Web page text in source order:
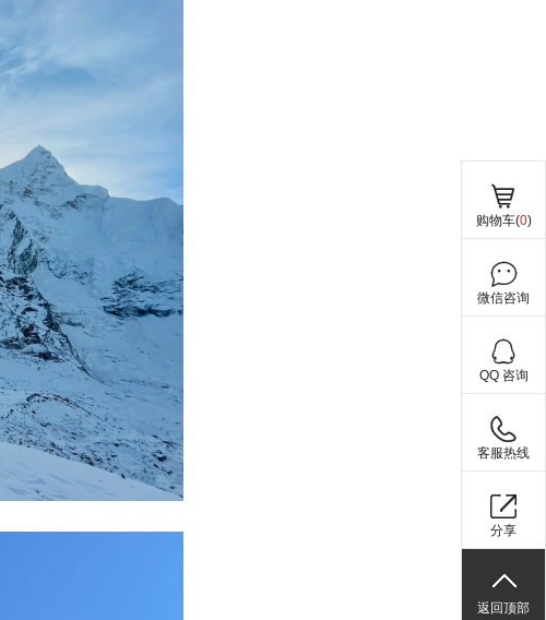
购物车(0)
微信咨询
QQ 咨询
客服热线
分享
返回顶部